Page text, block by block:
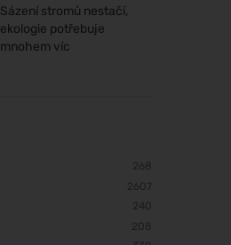
Sázení stromů nestačí,
ekologie potřebuje
mnohem víc
268
2607
240
208